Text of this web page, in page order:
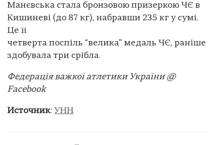
Манєвська стала бронзовою призеркою ЧЄ в
Кишиневі (до 87 кг), набравши 235 кг у сумі.
Це її
четверта поспіль “велика” медаль ЧЄ, раніше
здобувала три срібла.
Федерація важкої атлетики України @
Facebook
Источник: УНН